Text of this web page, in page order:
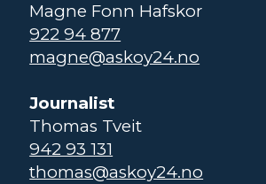
Magne Fonn Hafskor
922 94 877
magne@askoy24.no
Journalist
Thomas Tveit
942 93 131
thomas@askoy24.no